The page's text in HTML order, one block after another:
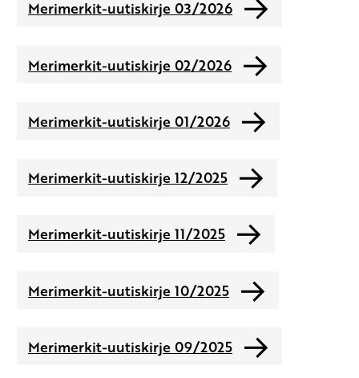
Merimerkit-uutiskirje 03/2026
Merimerkit-uutiskirje 02/2026
Merimerkit-uutiskirje 01/2026
Merimerkit-uutiskirje 12/2025
Merimerkit-uutiskirje 11/2025
Merimerkit-uutiskirje 10/2025
Merimerkit-uutiskirje 09/2025